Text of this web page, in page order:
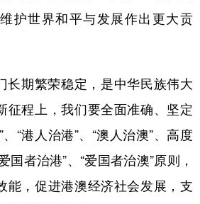
护世界和平与发展作出更大贡
期繁荣稳定，是中华民族伟大
征程上，我们要全面准确、坚定
“港人治港”、“澳人治澳”、高度
国者治港”、“爱国者治澳”原则，
能，促进港澳经济社会发展，支